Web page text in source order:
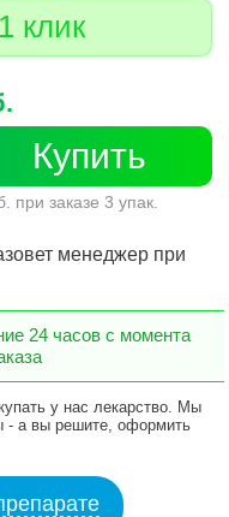
клик
Купить
при заказе 3 упак.
менеджер при
24 часов с момента
у нас лекарство. Мы
- а вы решите, оформить